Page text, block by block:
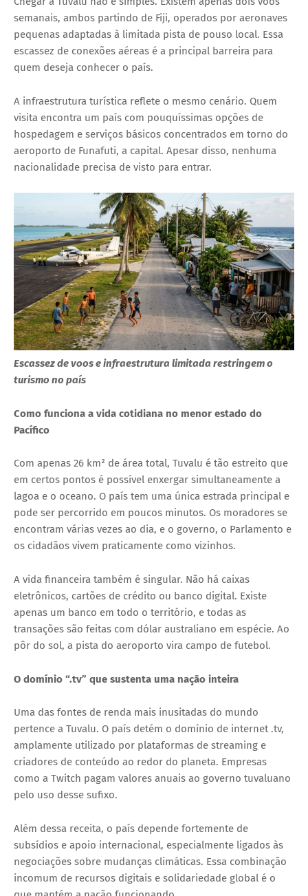
semanais, ambos partindo de Fiji, operados por aeronaves
pequenas adaptadas à limitada pista de pouso local. Essa
escassez de conexões aéreas é a principal barreira para
quem deseja conhecer o país.
A infraestrutura turística reflete o mesmo cenário. Quem
visita encontra um país com pouquíssimas opções de
hospedagem e serviços básicos concentrados em torno do
aeroporto de Funafuti, a capital. Apesar disso, nenhuma
nacionalidade precisa de visto para entrar.
Escassez de voos e infraestrutura limitada restringem o
turismo no país
Como funciona a vida cotidiana no menor estado do
Pacífico
Com apenas 26 km² de área total, Tuvalu é tão estreito que
em certos pontos é possível enxergar simultaneamente a
lagoa e o oceano. O país tem uma única estrada principal e
pode ser percorrido em poucos minutos. Os moradores se
encontram várias vezes ao dia, e o governo, o Parlamento e
os cidadãos vivem praticamente como vizinhos.
A vida financeira também é singular. Não há caixas
eletrônicos, cartões de crédito ou banco digital. Existe
apenas um banco em todo o território, e todas as
transações são feitas com dólar australiano em espécie. Ao
pôr do sol, a pista do aeroporto vira campo de futebol.
O domínio “.tv” que sustenta uma nação inteira
Uma das fontes de renda mais inusitadas do mundo
pertence a Tuvalu. O país detém o domínio de internet .tv,
amplamente utilizado por plataformas de streaming e
criadores de conteúdo ao redor do planeta. Empresas
como a Twitch pagam valores anuais ao governo tuvaluano
pelo uso desse sufixo.
Além dessa receita, o país depende fortemente de
subsídios e apoio internacional, especialmente ligados às
negociações sobre mudanças climáticas. Essa combinação
incomum de recursos digitais e solidariedade global é o